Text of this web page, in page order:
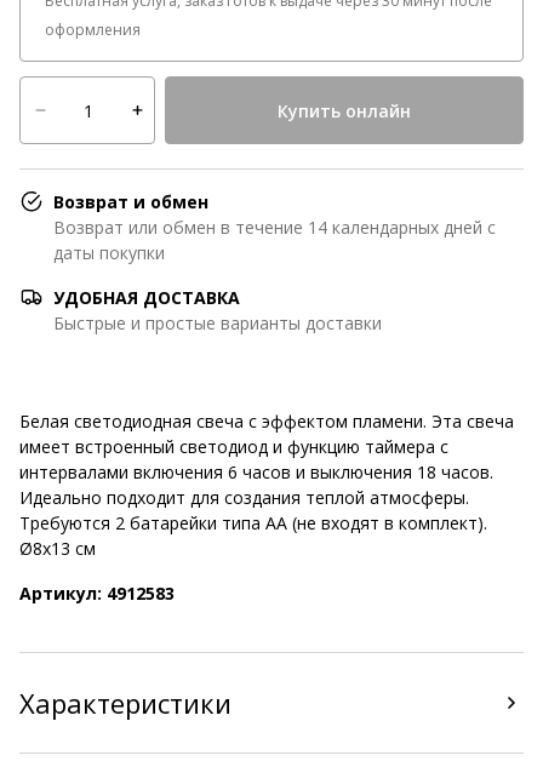
оформления
Купить онлайн
Возврат и обмен
Возврат или обмен в течение 14 календарных дней с
даты покупки
УДОБНАЯ ДОСТАВКА
Быстрые и простые варианты доставки
Белая светодиодная свеча с эффектом пламени. Эта свеча
имеет встроенный светодиод и функцию таймера с
интервалами включения 6 часов и выключения 18 часов.
Идеально подходит для создания теплой атмосферы.
Требуются 2 батарейки типа АА (не входят в комплект).
Ø8x13 см
Артикул: 4912583
Характеристики